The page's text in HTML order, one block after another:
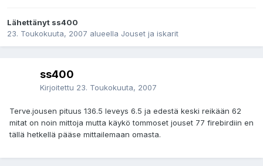
Lähettänyt ss400
23. Toukokuuta, 2007 alueella Jouset ja iskarit
ss400
Kirjoitettu 23. Toukokuuta, 2007
Terve.jousen pituus 136.5 leveys 6.5 ja edestä keski reikään 62
mitat on noin mittoja mutta käykö tommoset jouset 77 firebirdiin en
tällä hetkellä pääse mittailemaan omasta.